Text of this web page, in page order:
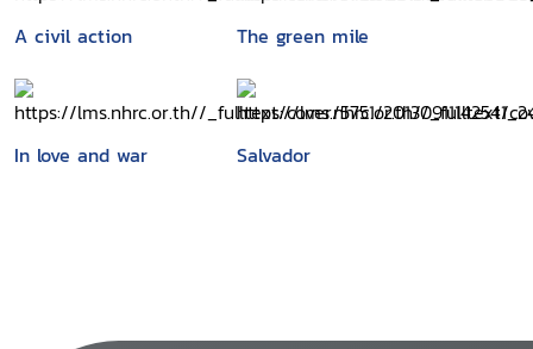
A civil action The green mile
In love and war Salvador